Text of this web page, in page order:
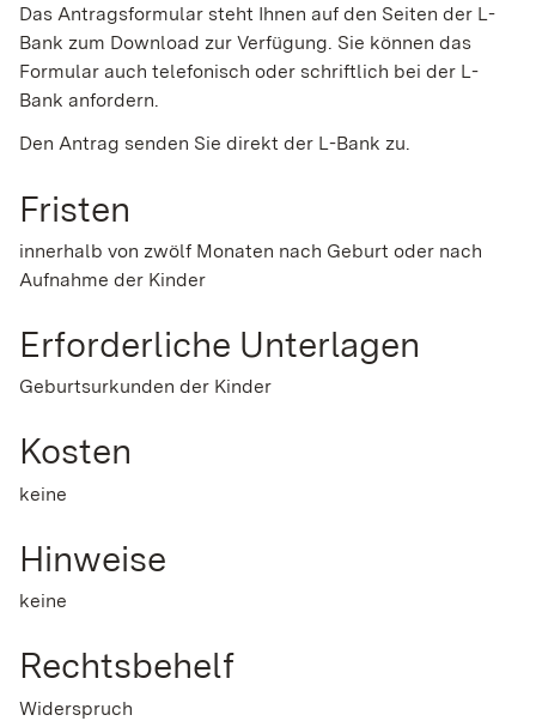
Das Antragsformular steht Ihnen auf den Seiten der L-
Bank zum Download zur Verfügung. Sie können das
Formular auch telefonisch oder schriftlich bei der L-
Bank anfordern.
Den Antrag senden Sie direkt der L-Bank zu.
Fristen
innerhalb von zwölf Monaten nach Geburt oder nach
Aufnahme der Kinder
Erforderliche Unterlagen
Geburtsurkunden der Kinder
Kosten
keine
Hinweise
keine
Rechtsbehelf
Widerspruch